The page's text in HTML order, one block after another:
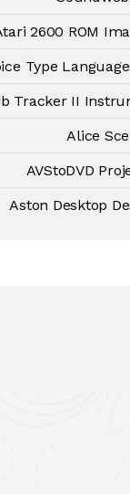
2600 ROM
Type
Tracker II
Alice
AVStoDVD
Aston Desktop